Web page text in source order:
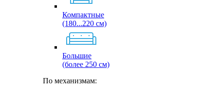
Компактные
(180...220 см)
Большие
(более 250 см)
По механизмам: